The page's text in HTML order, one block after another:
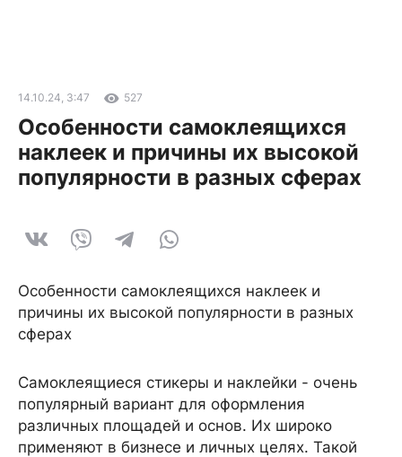
14.10.24, 3:47 527
Особенности самоклеящихся
наклеек и причины их высокой
популярности в разных сферах
Особенности самоклеящихся наклеек и
причины их высокой популярности в разных
сферах
Самоклеящиеся стикеры и наклейки - очень
популярный вариант для оформления
различных площадей и основ. Их широко
применяют в бизнесе и личных целях. Такой